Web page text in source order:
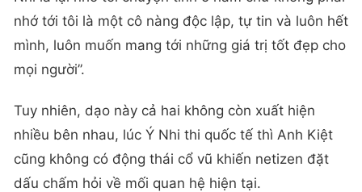
nhớ tới tôi là một cô nàng độc lập, tự tin và luôn hết
mình, luôn muốn mang tới những giá trị tốt đẹp cho
mọi người”.
Tuy nhiên, dạo này cả hai không còn xuất hiện
nhiều bên nhau, lúc Ý Nhi thi quốc tế thì Anh Kiệt
cũng không có động thái cổ vũ khiến netizen đặt
dấu chấm hỏi về mối quan hệ hiện tại.